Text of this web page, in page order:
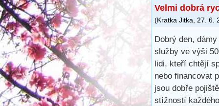
Velmi dobrá
(Kratka Jitka, 27. 6.
Dobrý den,
služby ve výši
lidi, kteří chtějí
nebo financovat
jsou dobře
stížností